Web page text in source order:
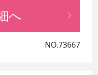
へ
NO.73667